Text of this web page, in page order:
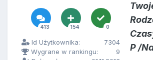
413 154 0
Id Użytkownika:
7304
Wygrane w rankingu:
9
P /